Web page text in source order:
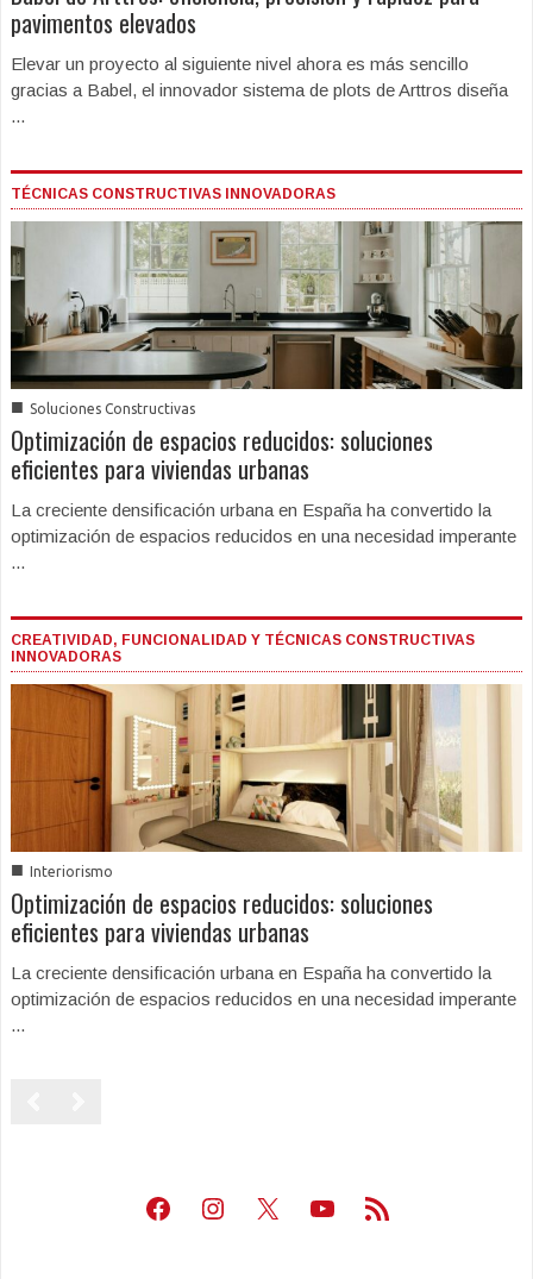
pavimentos elevados
Elevar un proyecto al siguiente nivel ahora es más sencillo
gracias a Babel, el innovador sistema de plots de Arttros diseña
...
TÉCNICAS CONSTRUCTIVAS INNOVADORAS
■ Soluciones Constructivas
Optimización de espacios reducidos: soluciones
eficientes para viviendas urbanas
La creciente densificación urbana en España ha convertido la
optimización de espacios reducidos en una necesidad imperante
...
CREATIVIDAD, FUNCIONALIDAD Y TÉCNICAS CONSTRUCTIVAS
INNOVADORAS
■ Interiorismo
Optimización de espacios reducidos: soluciones
eficientes para viviendas urbanas
La creciente densificación urbana en España ha convertido la
optimización de espacios reducidos en una necesidad imperante
...
Facebook
Instagram
X Youtube
Feed RSS